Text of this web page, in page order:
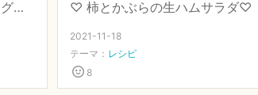
♡ 塩麹入りのみかんドレッシング♡【 #発酵専門店直伝 #塩麹 】
2021-11-18
テーマ： レシピ
8